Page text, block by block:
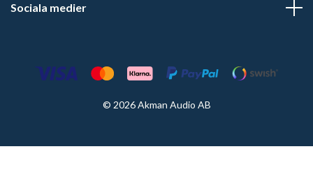
Sociala medier
© 2026 Akman Audio AB